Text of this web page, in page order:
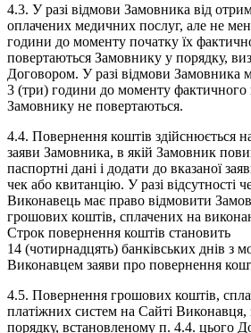
4.3. У разі відмови Замовника від
оплачених медичних послуг, але не
години до моменту початку їх
повертаються Замовнику у порядку,
Договором. У разі відмови Замовника
3 (три) години до моменту фактичного
Замовнику не повертаються.
4.4. Повернення коштів здійснюється
заяви Замовника, в якій Замовник
паспортні дані і додати до вказаної
чек або квитанцію. У разі відсутності
Виконавець має право відмовити
грошових коштів, сплачених на
Строк повернення коштів становить
14 (чотирнадцять) банківських днів з
Виконавцем заяви про повернення
4.5. Повернення грошових коштів,
платіжних систем на Сайті Виконавця,
порядку, встановленому п. 4.4. цього